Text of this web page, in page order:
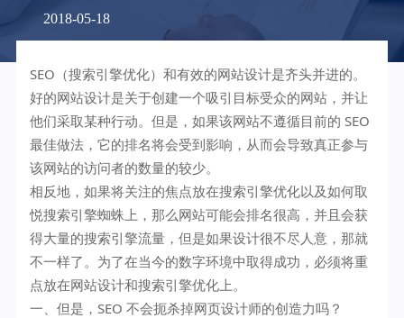
2018-05-18
SEO（搜索引擎优化）和有效的网站设计是齐头并进的。
好的网站设计是关于创建一个吸引目标受众的网站，并让
他们采取某种行动。但是，如果该网站不遵循目前的 SEO
最佳做法，它的排名将会受到影响，从而会导致真正参与
该网站的访问者的数量的较少。
相反地，如果将关注的焦点放在搜索引擎优化以及如何取
悦搜索引擎蜘蛛上，那么网站可能会排名很高，并且会获
得大量的搜索引擎流量，但是如果设计很不尽人意，那就
不一样了。为了在当今的数字环境中取得成功，必须将重
点放在网站设计和搜索引擎优化上。
一、但是，SEO 不会扼杀掉网页设计师的创造力吗？